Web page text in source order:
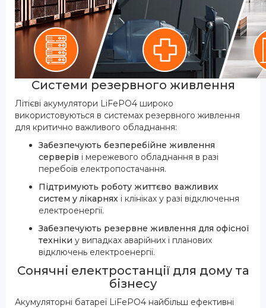
Системи резервного живлення
Літієві акумулятори LiFePO4 широко
використовуються в системах резервного живлення
для критично важливого обладнання:
Забезпечують безперебійне живлення
серверів і мережевого обладнання в разі
перебоїв електропостачання.
Підтримують роботу життєво важливих
систем у лікарнях і клініках у разі відключення
електроенергії.
Забезпечують резервне живлення для офісної
техніки у випадках аварійних і планових
відключень електроенергії.
Сонячні електростанції для дому та
бізнесу
Акумуляторні батареї LiFePO4 найбільш ефективні